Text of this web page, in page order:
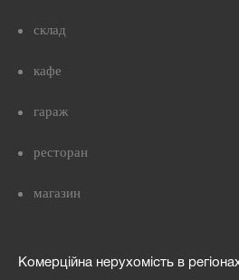
склад
кафе
гараж
ресторан
магазин
Комерційна нерухомість в